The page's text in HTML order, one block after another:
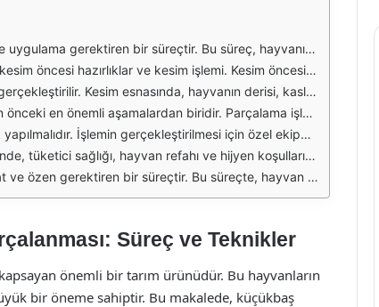
koyun ve keçi gibi türleri kapsar ve bu hayvanların kesiminde öncelikle hayvanın ruhsal durumu ve refahı göz önünde bulundurulmalıdır. Kesim sırasında hayvanın sakin ve stres altında olmaması, et kalitesini doğrudan etkileyen bir faktördür.
kontrolünden geçirilmesi, hastalık bulaşma riskini azaltmak için önemlidir. Kesim sırasında hayvanlar, en az acı ve stresle etkisiz hale getirilmelidir. Bu aşamada kullanılan yöntemler arasında elektrikle bayıltma veya mekanik kesim aletleri yer alır.
taşır. Etin, kan ve diğer biyolojik sıvılardan arındırılması, taşınması ve depolanması da hijyenik açıdan kritik bir noktadır. Kesim sonrası, etin gerekli sıcaklık ve nem koşullarında dinlendirilmesi, lezzetini artırmak için önemlidir.
konusunda bilgi sahibi olmak gerekir. Koyun ve keçi etinin parçalanmasında, genellikle sırt, but, kol, göğüs ve organlar gibi ana kısımlar dikkate alınır. Her bir parçanın farklı pişirme yöntemlerine uygunluğu, tüketici taleplerine göre şekillenir.
çapraz bulaşma riskini azaltmak için önemlidir. Parçalama işlemi sonrasında etin uygun sıcaklıkta saklanması, etin tazeliğini ve kalitesini korumak açısından kritik bir faktördür.
Kesim ve parçalama işlemlerinin doğru ve etik bir şekilde yapılması, hem üreticilerin hem de tüketicilerin sağlığı için kritik öneme sahiptir. Yine de, bu süreçler yerel yasalar ve yönetmeliklere uygun olarak gerçekleştirilmelidir.
ve parçalama işlemleri, sağlıklı ve kaliteli et üretimi için gereklidir. Tüketicilerin güvenliği ve sağlığı için, bu süreçlerin şeffaf ve etik bir şekilde gerçekleştirilmesi büyük önem taşımaktadır.
Süreç ve Teknikler
önemli bir tarım ürünüdür. Bu hayvanların
bir öneme sahiptir. Bu makalede, küçükbaş